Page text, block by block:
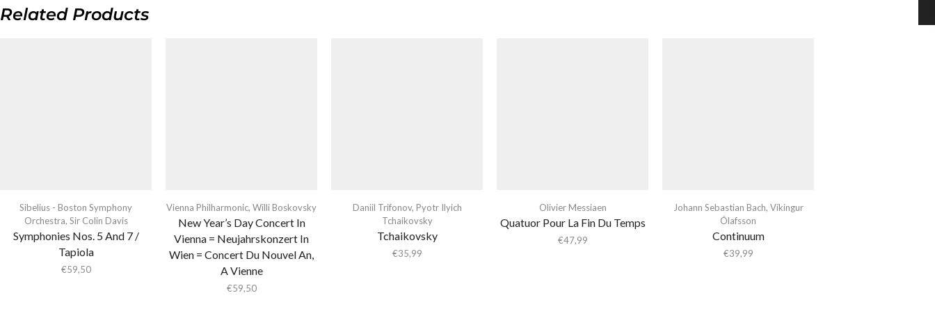
Related Products
Sibelius - Boston Symphony
Orchestra, Sir Colin Davis
Symphonies Nos. 5 And 7 /
Tapiola
€59,50
Vienna Philharmonic, Willi Boskovsky
New Year’s Day Concert In
Vienna = Neujahrskonzert In
Wien = Concert Du Nouvel An,
A Vienne
€59,50
Daniil Trifonov, Pyotr Ilyich
Tchaikovsky
Tchaikovsky
€35,99
Olivier Messiaen
Quatuor Pour La Fin Du Temps
€47,99
Johann Sebastian Bach, Víkingur
Ólafsson
Continuum
€39,99